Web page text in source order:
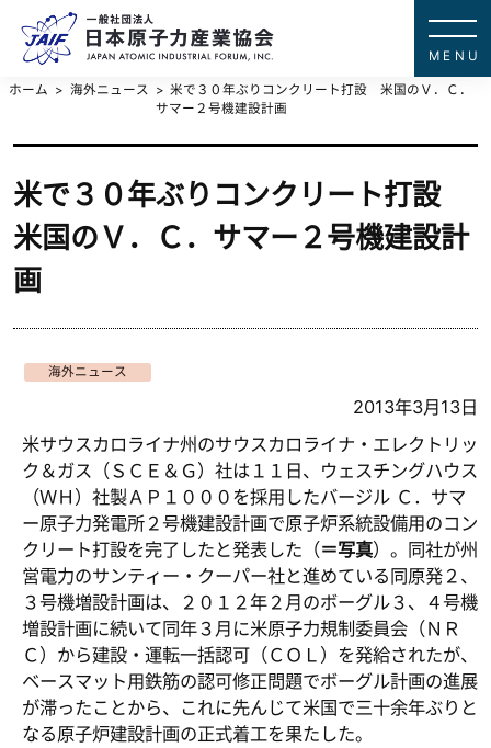
ホーム 海外ニュース
米で３０年ぶりコンクリート打設 米国のＶ．Ｃ．
サマー２号機建設計画
米で３０年ぶりコンクリート打設
米国のＶ．Ｃ．サマー２号機建設計
画
海外ニュース
2013年3月13日
米サウスカロライナ州のサウスカロライナ・エレクトリッ
ク＆ガス（ＳＣＥ＆Ｇ）社は１１日、ウェスチングハウス
（ＷＨ）社製ＡＰ１０００を採用したバージル Ｃ．サマ
ー原子力発電所２号機建設計画で原子炉系統設備用のコン
クリート打設を完了したと発表した（＝写真）。同社が州
営電力のサンティー・クーパー社と進めている同原発２、
３号機増設計画は、２０１２年２月のボーグル３、４号機
増設計画に続いて同年３月に米原子力規制委員会（ＮＲ
Ｃ）から建設・運転一括認可（ＣＯＬ）を発給されたが、
ベースマット用鉄筋の認可修正問題でボーグル計画の進展
が滞ったことから、これに先んじて米国で三十余年ぶりと
なる原子炉建設計画の正式着工を果たした。